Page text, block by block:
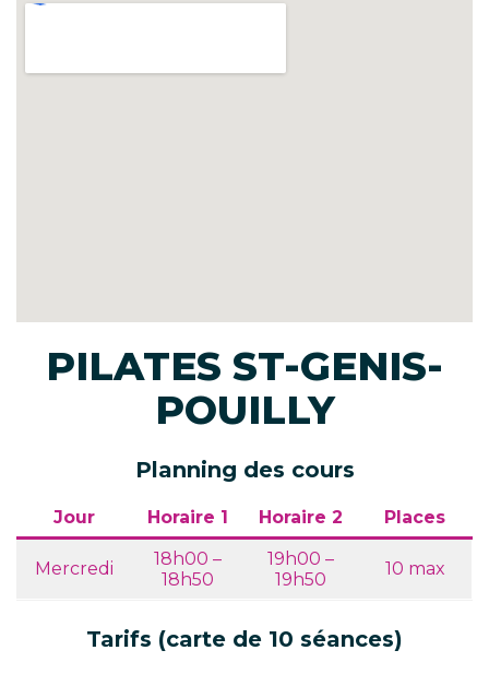
PILATES ST-GENIS-
POUILLY
Planning des cours
Jour Horaire 1 Horaire 2 Places
Mercredi
18h00 –
18h50
19h00 –
19h50
10 max
Tarifs (carte de 10 séances)